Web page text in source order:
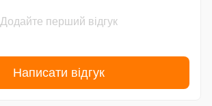
Додайте перший відгук
Написати відгук